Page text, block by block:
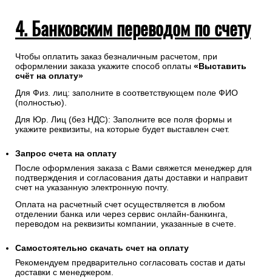
4. Банковским переводом по счету
Чтобы оплатить заказ безналичным расчетом, при
оформлении заказа укажите способ оплаты «Выставить
счёт на оплату»
Для Физ. лиц: заполните в соответствующем поле ФИО
(полностью).
Для Юр. Лиц (без НДС): Заполните все поля формы и
укажите реквизиты, на которые будет выставлен счет.
Запрос счета на оплату
После оформления заказа с Вами свяжется менеджер для
подтверждения и согласования даты доставки и направит
счет на указанную электронную почту.
Оплата на расчетный счет осуществляется в любом
отделении банка или через сервис онлайн-банкинга,
переводом на реквизиты компании, указанные в счете.
Самостоятельно скачать счет на оплату
Рекомендуем предварительно согласовать состав и даты
доставки с менеджером.